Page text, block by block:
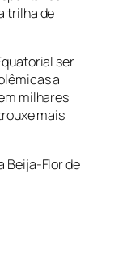
trilha de
ser
a
milhares
mais
Beija-Flor de